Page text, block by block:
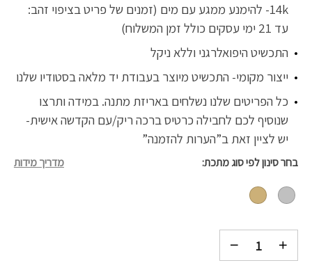
14k- להימנע ממגע עם מים (זמנים של פריט בציפוי זהב:
עד 21 ימי עסקים כולל זמן המשלוח)
התכשיט היפואלרגני וללא ניקל
ייצור מקומי- התכשיט מיוצר בעבודת יד מלאה בסטודיו שלנו
כל הפריטים שלנו נשלחים באריזת מתנה. במידה ותרצו
שנוסיף לכם לחבילה כרטיס ברכה ריק/עם הקדשה אישית-
יש לציין זאת ב”הערות להזמנה”
בחר סינון לפי סוג מתכת מדריך מידות